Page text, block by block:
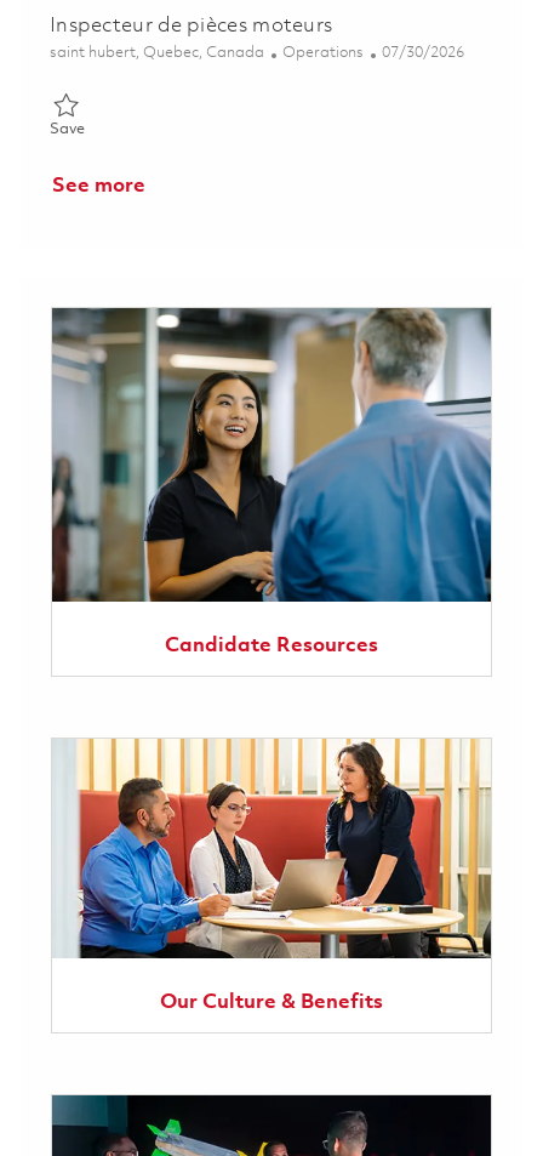
Inspecteur de pièces moteurs
Location
saint hubert, Quebec, Canada Category
Operations Posted Date
07/30/2026
SaveSave Inspecteur de pièces moteurs 01828310
See more
Candidate Resources
Our Culture & Benefits